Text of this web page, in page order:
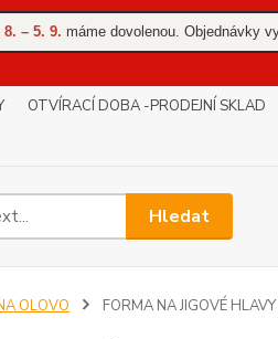
8. – 5. 9. máme dovolenou. Objednávky
OTVÍRACÍ DOBA -PRODEJNÍ SKLAD
Hledat
OLOVO FORMA NA JIGOVÉ